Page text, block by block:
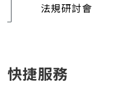
法規研討會
快捷服務